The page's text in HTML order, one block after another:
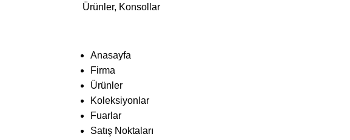
Ürünler, Konsollar
Anasayfa
Firma
Ürünler
Koleksiyonlar
Fuarlar
Satış Noktaları